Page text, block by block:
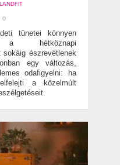
0
tünetei könnyen
a hétköznapi
sokáig észrevétlenek
egy változás,
odafigyelni: ha
a közelmúlt